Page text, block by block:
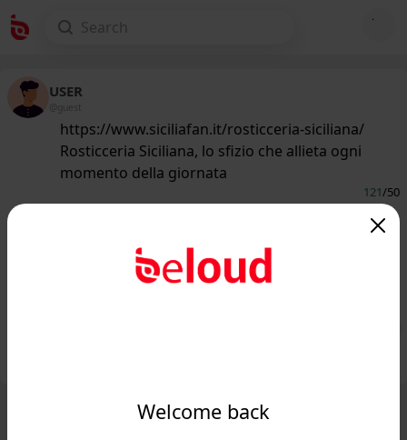
Welcome back
USER
@guest
https://www.siciliafan.it/rosticceria-siciliana/
Rosticceria Siciliana, lo sfizio che allieta ogni
momento della giornata
121/50
sempre un buon motivo per
mangiare la Rosticceria Sic...